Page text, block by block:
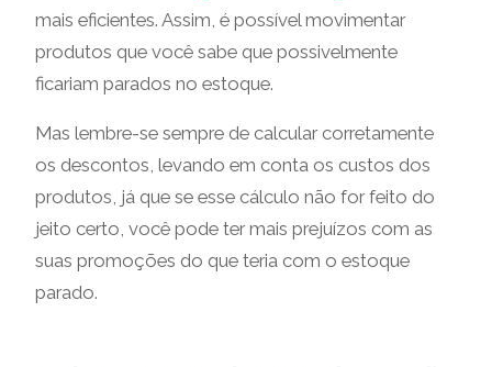
mais eficientes. Assim, é possível movimentar
produtos que você sabe que possivelmente
ficariam parados no estoque.
Mas lembre-se sempre de calcular corretamente
os descontos, levando em conta os custos dos
produtos, já que se esse cálculo não for feito do
jeito certo, você pode ter mais prejuízos com as
suas promoções do que teria com o estoque
parado.